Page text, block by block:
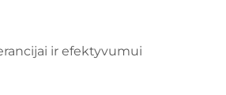
ir efektyvumui